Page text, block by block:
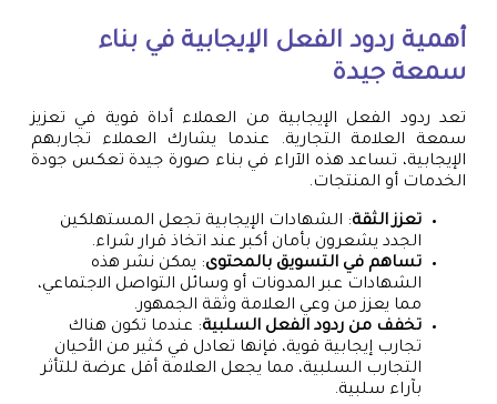
أهمية ردود الفعل الإيجابية في بناء
سمعة جيدة
تعد ردود الفعل الإيجابية من العملاء أداة قوية في تعزيز
سمعة العلامة التجارية. عندما يشارك العملاء تجاربهم
الإيجابية، تساعد هذه الآراء في بناء صورة جيدة تعكس جودة
الخدمات أو المنتجات.
تعزز الثقة: الشهادات الإيجابية تجعل المستهلكين
الجدد يشعرون بأمان أكبر عند اتخاذ قرار شراء.
تساهم في التسويق بالمحتوى: يمكن نشر هذه
الشهادات عبر المدونات أو وسائل التواصل الاجتماعي،
مما يعزز من وعي العلامة وثقة الجمهور.
تخفف من ردود الفعل السلبية: عندما تكون هناك
تجارب إيجابية قوية، فإنها تعادل في كثير من الأحيان
التجارب السلبية، مما يجعل العلامة أقل عرضة للتأثر
بآراء سلبية.